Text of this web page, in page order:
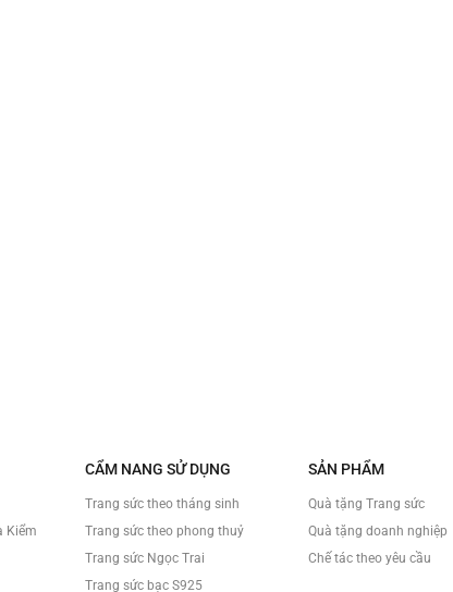
Kiểm
CẨM NANG SỬ DỤNG
Trang sức theo tháng sinh
Trang sức theo phong thuỷ
Trang sức Ngọc Trai
Trang sức bạc S925
SẢN PHẨM
Quà tặng Trang sức
Quà tặng doanh nghiệp
Chế tác theo yêu cầu